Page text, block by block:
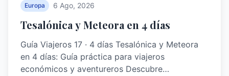
Europa 6 Ago, 2026
Tesalónica y Meteora en 4 días
Guía Viajeros 17 · 4 días Tesalónica y Meteora
en 4 días: Guía práctica para viajeros
económicos y aventureros Descubre…